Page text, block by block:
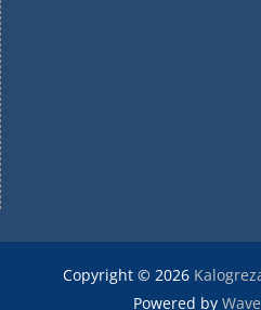
Copyright © 2026
Powered by